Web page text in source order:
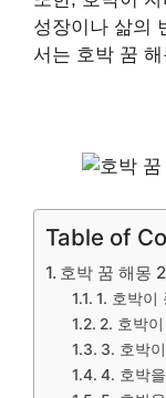
성장이나 삶의
서는 호박 꿈
Table of
호박 꿈 해몽
1. 호박이
2. 호박
3. 호박
4. 호박